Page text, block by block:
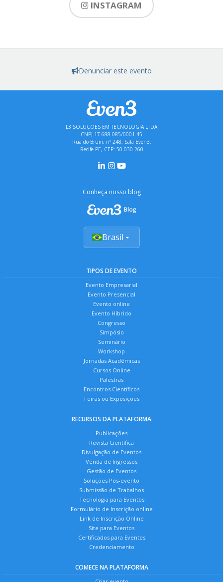
INSTAGRAM
Denunciar este evento
L3 SOLUÇÕES EM TECNOLOGIA LTDA
CNPJ 17.688.085/0001-45
Rua do Brum, nº 248, Sala Even3,
Recife-PE, CEP: 50.030-260
Conheça nosso blog
Brasil
TIPOS DE EVENTO
Evento Empresarial
Evento Presencial
Evento online
Evento Híbrido
Congresso
Simpósio
Seminário
Workshop
Jornadas Acadêmicas
Cursos Online
Palestras
Encontros Científicos
Feiras ou Exposições
RECURSOS DA PLATAFORMA
Publicações
Revista Científica
Divulgação de Eventos
Venda de Ingressos
Gestão de Eventos
Soluções Pós-evento
Submissão de Trabalhos
Tecnologia para Eventos
Formulário de Inscrição online
Link de Inscrição Online
Site para Eventos
Certificados para Eventos
Credenciamento
COMECE NA PLATAFORMA